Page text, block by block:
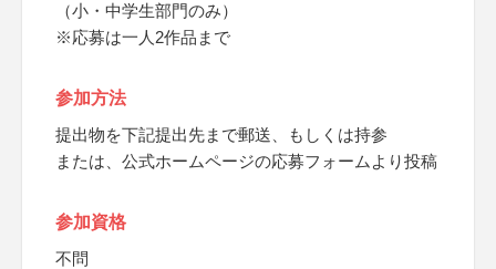
（小・中学生部門のみ）
※応募は一人2作品まで
参加方法
提出物を下記提出先まで郵送、もしくは持参
または、公式ホームページの応募フォームより投稿
参加資格
不問